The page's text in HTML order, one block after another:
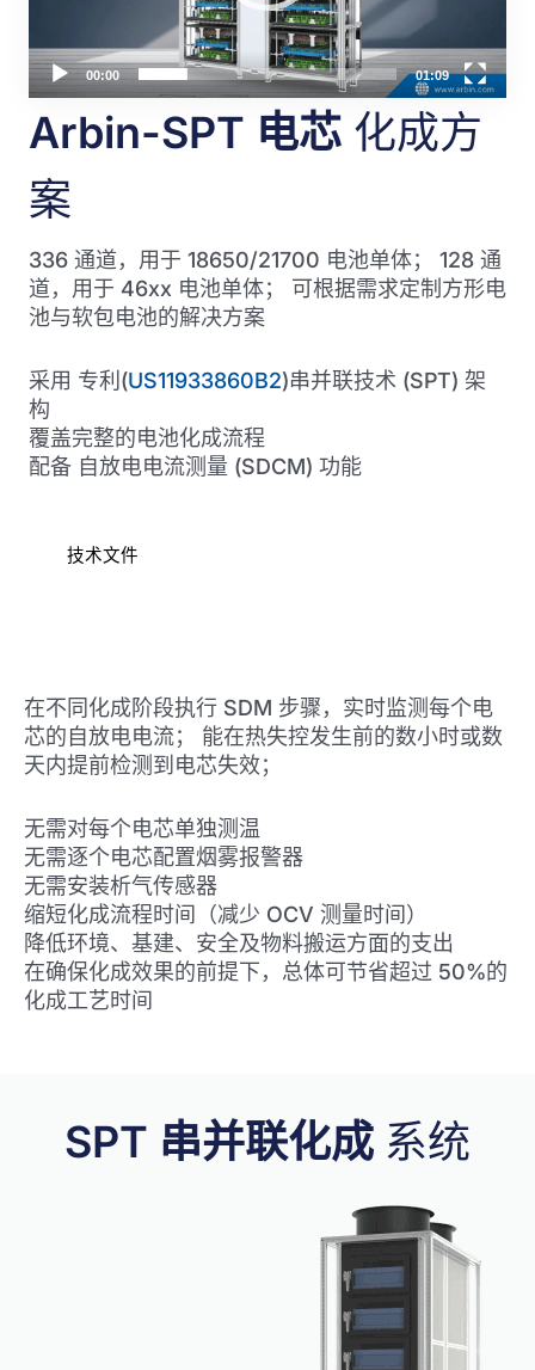
00:00 01:09
Arbin-SPT 电芯 化成方
案
336 通道，用于 18650/21700 电池单体； 128 通
道，用于 46xx 电池单体； 可根据需求定制方形电
池与软包电池的解决方案
采用 专利(US11933860B2)串并联技术 (SPT) 架
构
覆盖完整的电池化成流程
配备 自放电电流测量 (SDCM) 功能
技术文件
在不同化成阶段执行 SDM 步骤，实时监测每个电
芯的自放电电流； 能在热失控发生前的数小时或数
天内提前检测到电芯失效；
无需对每个电芯单独测温
无需逐个电芯配置烟雾报警器
无需安装析气传感器
缩短化成流程时间（减少 OCV 测量时间）
降低环境、基建、安全及物料搬运方面的支出
在确保化成效果的前提下，总体可节省超过 50%的
化成工艺时间
SPT 串并联化成 系统